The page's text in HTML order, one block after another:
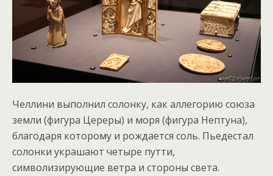
Челлини выполнил солонку, как аллегорию союза
земли (фигура Цереры) и моря (фигура Нептуна),
благодаря которому и рождается соль. Пьедестал
солонки украшают четыре путти,
символизирующие ветра и стороны света.